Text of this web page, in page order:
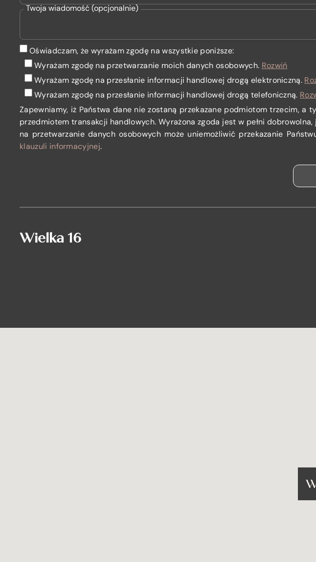
Twoja wiadomość (opcjonalnie)
Oświadczam, że wyrażam zgodę na wszystkie poniższe:
Wyrażam zgodę na przetwarzanie moich danych osobowych. Rozwiń
Wyrażam zgodę na przesłanie informacji handlowej drogą elektroniczną.
Wyrażam zgodę na przesłanie informacji handlowej drogą telefoniczną.
Zapewniamy, iż Państwa dane nie zostaną przekazane podmiotom trzecim, a
przedmiotem transakcji handlowych. Wyrażona zgoda jest w pełni
na przetwarzanie danych osobowych może uniemożliwić przekazanie
klauzuli informacyjnej.
Wielka 16